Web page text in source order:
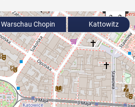
Chopin Kattowitz